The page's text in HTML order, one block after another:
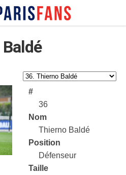
#
36
Nom
Thierno Baldé
Position
Défenseur
Taille